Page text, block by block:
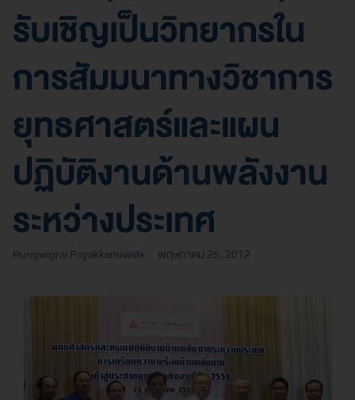
รับเชิญเป็นวิทยากรใน
การสัมมนาทางวิชาการ
ยุทธศาสตร์และแผน
ปฏิบัติงานด้านพลังงาน
ระหว่างประเทศ
Rungwigrai Payakkanuwat พฤษภาคม 25, 2012